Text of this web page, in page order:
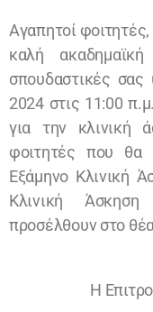
Αγαπητοί φοιτητές,
καλή
σπουδαστικές
2024 στις 11:00
για την κλινική
φοιτητές που θα
Εξάμηνο Κλινική
Κλινική
προσέλθουν στο
Η